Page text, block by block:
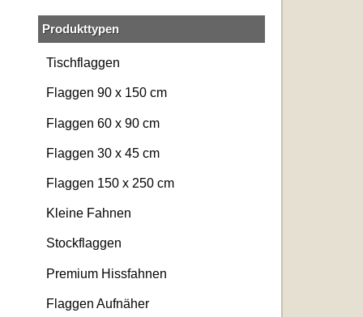
Produkttypen
Tischflaggen
Flaggen 90 x 150 cm
Flaggen 60 x 90 cm
Flaggen 30 x 45 cm
Flaggen 150 x 250 cm
Kleine Fahnen
Stockflaggen
Premium Hissfahnen
Flaggen Aufnäher